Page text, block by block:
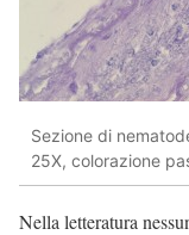
Sezione di
25X, colorazione
Nella letteratura